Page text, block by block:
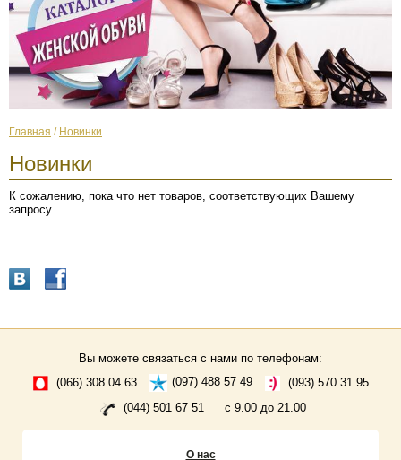
Главная / Новинки
Новинки
К сожалению, пока что нет товаров, соответствующих Вашему
запросу
Вы можете связаться с нами по телефонам:
(066) 308 04 63
(097) 488 57 49
(093) 570 31 95
(044) 501 67 51
с 9.00 до 21.00
О нас